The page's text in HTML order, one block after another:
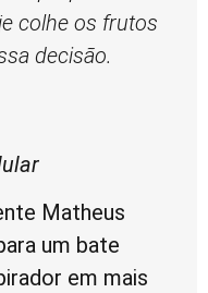
colhe os frutos
decisão.
Matheus
um bate
em mais